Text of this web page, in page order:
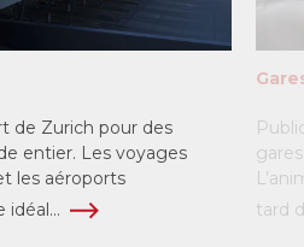
de Zurich pour des
entier. Les voyages
les aéroports
tard